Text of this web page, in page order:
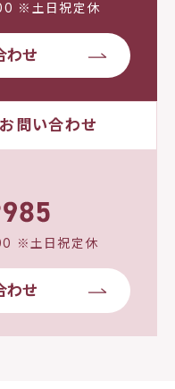
※土日祝定休
わせ
問い合わせ
※土日祝定休
わせ